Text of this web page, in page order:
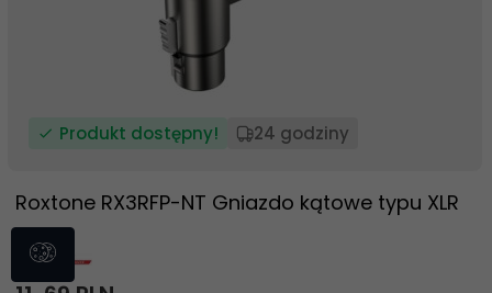
Produkt dostępny! 24 godziny
Roxtone RX3RFP-NT Gniazdo kątowe typu XLR